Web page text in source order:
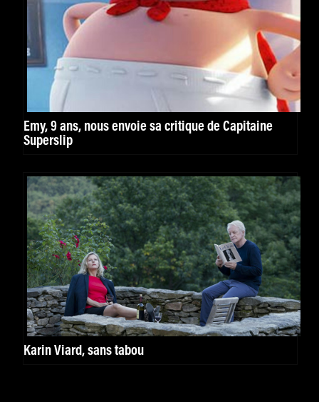
Emy, 9 ans, nous envoie sa critique de Capitaine
Superslip
Karin Viard, sans tabou